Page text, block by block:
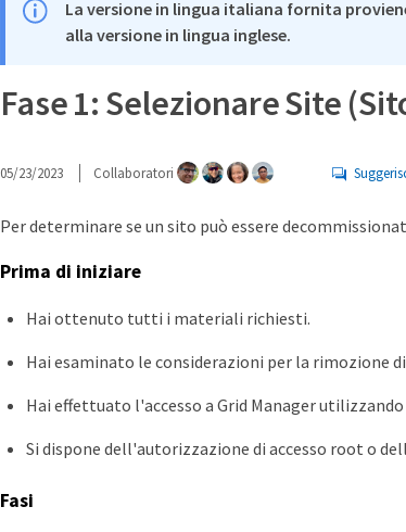
La versione in lingua italiana fornita
alla versione in lingua inglese.
Fase 1: Selezionare Site
05/23/2023 Collaboratori
Per determinare se un sito può essere
Prima di iniziare
Hai ottenuto tutti i materiali richiesti.
Hai esaminato le considerazioni per la rimozione
Hai effettuato l'accesso a Grid Manager utilizzando
Si dispone dell'autorizzazione di accesso root o
Fasi